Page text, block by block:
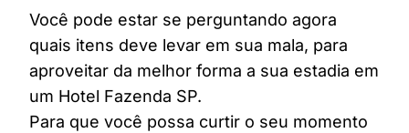
Você pode estar se perguntando agora
quais itens deve levar em sua mala, para
aproveitar da melhor forma a sua estadia em
um Hotel Fazenda SP.
Para que você possa curtir o seu momento